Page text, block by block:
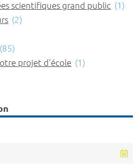
scientifiques grand public (1)
(2)
(85)
projet d'école (1)